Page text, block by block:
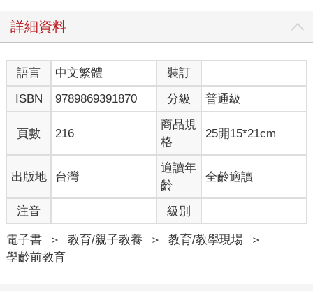
而且最近發表的嬰兒研究報告顯示：當孩子哭時，抱他、拍他、
撫摸他，以溫柔的聲音對他說話，對他的情緒有撫慰作用，這種
刺激會增進他大腦的生長，尤其情緒的部分。因為情緒迴路要被
刺激才會活化：一個從小沒有被刺激過，或刺激不足的孩子，他
的情緒反應比較遲鈍。
我們的皮膚上有兩種感受體（Receptor），一種是把資訊傳送到
大腦的身體感覺皮質區（Somatosencery Cortex），大腦就知道
什麼地方被碰觸了，是什麼樣的東西在碰觸我、它的力道如何；
另一種感受體則把訊息傳送到大腦的社交部位，激發荷爾蒙如激
乳素（Oxytosin，又叫「催產素」），使人感到快樂並壓低血
壓。
詳細資料
語言 中文繁體
裝訂
ISBN
9789869391870 分級 普通級
頁數 216
商品規
格
25開15*21cm
出版地 台灣
適讀年
齡
全齡適讀
注音 級別
電子書 ＞ 教育/親子教養 ＞ 教育/教學現場
＞
學齡前教育